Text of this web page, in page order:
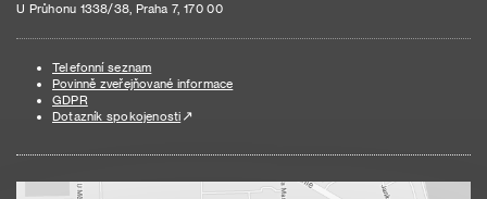
U Průhonu 1338/38, Praha 7, 170 00
Telefonní seznam
Povinně zveřejňované informace
GDPR
Dotazník spokojenosti